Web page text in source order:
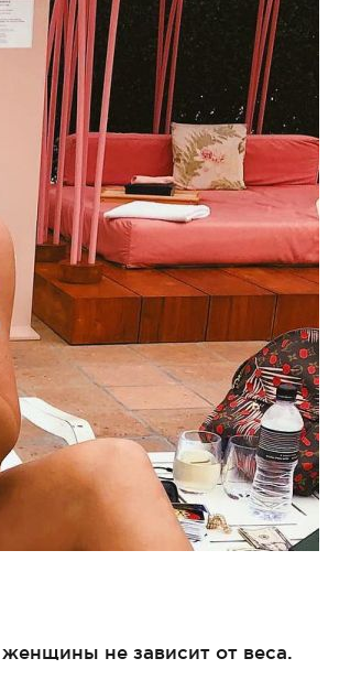
не зависит от веса.